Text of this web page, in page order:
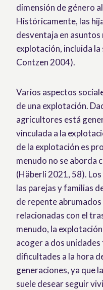
dimensión de género
Históricamente, las
desventaja en
explotación, incluida
Contzen 2004).
Varios aspectos
de una explotación.
agricultores está
vinculada a la
de la explotación es
menudo no se aborda
(Häberli 2021, 58).
las parejas y familias
de repente
relacionadas con el
menudo, la
acoger a dos
dificultades a la hora
generaciones, ya que
suele desear seguir